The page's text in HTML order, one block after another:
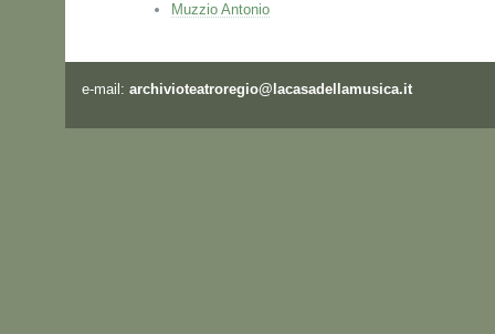
Muzzio Antonio
e-mail: archivioteatroregio@lacasadellamusica.it